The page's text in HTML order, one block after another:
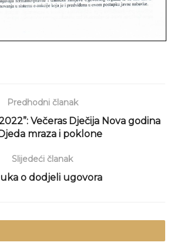
Predhodni članak
Večeras Dječija Nova godina
mraza i poklone
Slijedeći članak
o dodjeli ugovora